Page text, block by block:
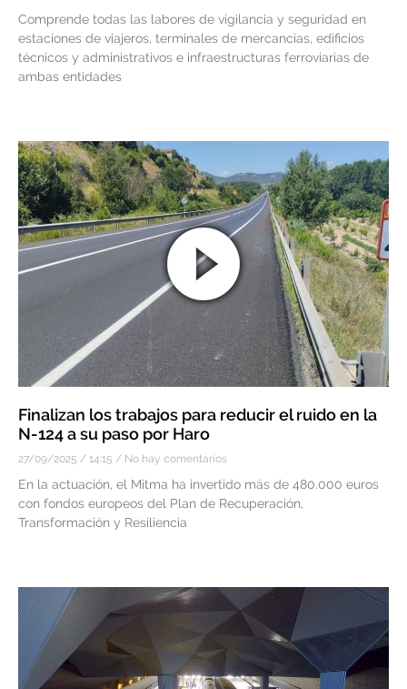
Comprende todas las labores de vigilancia y seguridad en
estaciones de viajeros, terminales de mercancías, edificios
técnicos y administrativos e infraestructuras ferroviarias de
ambas entidades
Finalizan los trabajos para reducir el ruido en la
N-124 a su paso por Haro
27/09/2025 14:15 No hay comentarios
En la actuación, el Mitma ha invertido más de 480.000 euros
con fondos europeos del Plan de Recuperación,
Transformación y Resiliencia